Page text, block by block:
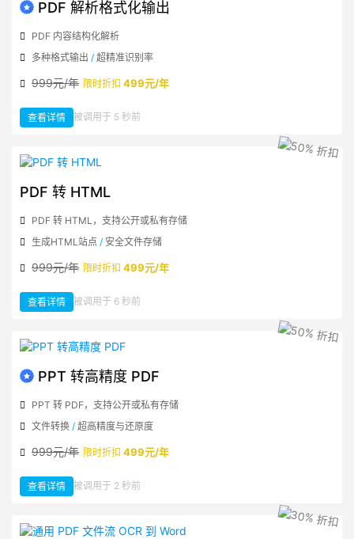
PDF 解析格式化输出
PDF 内容结构化解析
多种格式输出 / 超精准识别率
999元/年 限时折扣 499元/年
查看详情 ：
PDF
式
化
被调用于 5 秒前
PDF 转 HTML
PDF 转 HTML，支持公开或私有存储
生成HTML站点 / 安全文件存储
999元/年 限时折扣 499元/年
查看详情 ：
PDF
被调用于 6 秒前
PPT 转高精度 PDF
PPT 转 PDF，支持公开或私有存储
文件转换 / 超高精度与还原度
999元/年 限时折扣 499元/年
查看详情 ：
PPT
度
PDF
被调用于 2 秒前